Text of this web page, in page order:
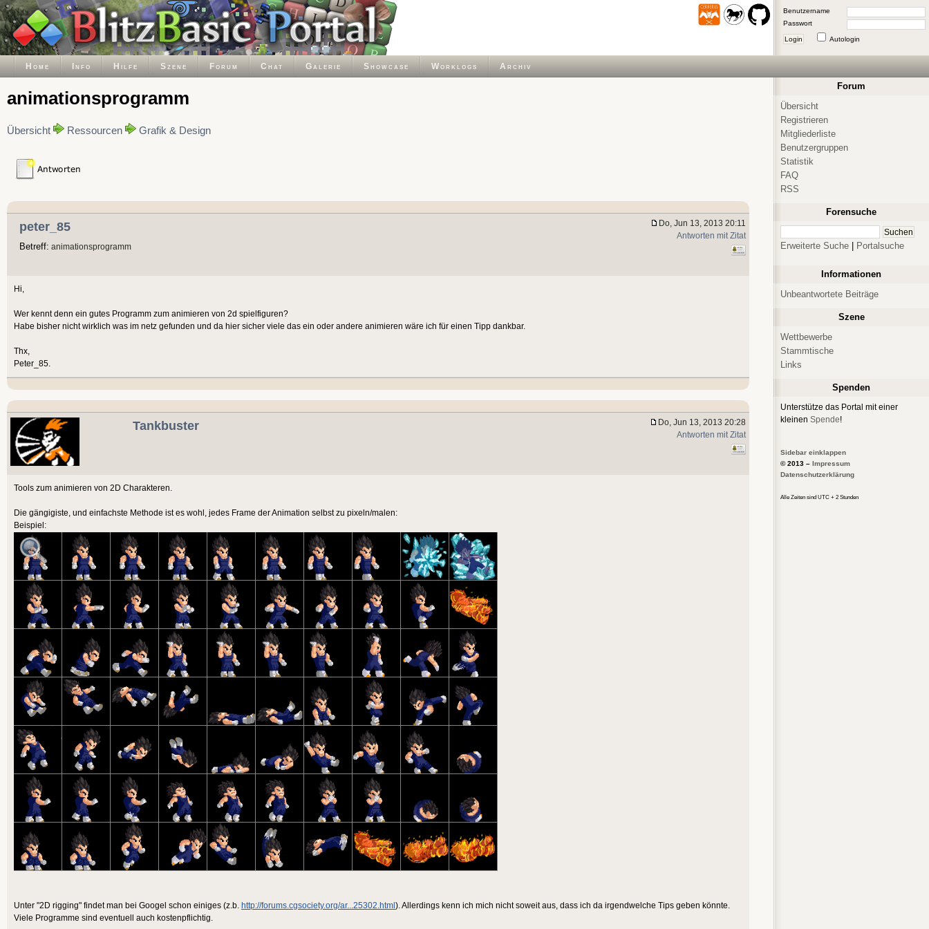
Benutzername
Passwort
Login Autologin
Home Info Hilfe Szene Forum Chat Galerie Showcase Worklogs Archiv
animationsprogramm
Übersicht Ressourcen Grafik & Design
peter_85
Betreff: animationsprogramm
Do, Jun 13, 2013 20:11
Antworten mit Zitat
Hi,
Wer kennt denn ein gutes Programm zum animieren von 2d spielfiguren?
Habe bisher nicht wirklich was im netz gefunden und da hier sicher viele das ein oder andere animieren wäre ich für einen Tipp dankbar.
Thx,
Peter_85.
Tankbuster
Do, Jun 13, 2013 20:28
Antworten mit Zitat
Tools zum animieren von 2D Charakteren.
Die gängigiste, und einfachste Methode ist es wohl, jedes Frame der Animation selbst zu pixeln/malen:
Beispiel:
Unter "2D rigging" findet man bei Googel schon einiges (z.b. http://forums.cgsociety.org/ar...25302.html ). Allerdings kenn ich mich nicht soweit aus, dass ich da irgendwelche Tips geben könnte.
Viele Programme sind eventuell auch kostenpflichtig.
Forum
Übersicht
Registrieren
Mitgliederliste
Benutzergruppen
Statistik
FAQ
RSS
Forensuche
Erweiterte Suche Portalsuche
Informationen
Unbeantwortete Beiträge
Szene
Wettbewerbe
Stammtische
Links
Spenden
Unterstütze das Portal mit einer
kleinen Spende!
Sidebar einklappen
© 2013 – Impressum
Datenschutzerklärung
Alle Zeiten sind UTC + 2 Stunden